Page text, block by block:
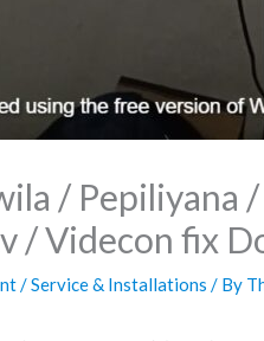
/ Pepiliyana
/ Videcon fix
/Service & Installations / By